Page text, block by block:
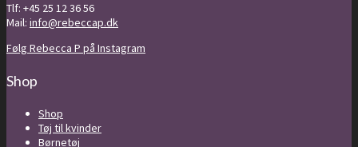
Tlf: +45 25 12 36 56
Mail: info@rebeccap.dk
Følg Rebecca P på Instagram
Shop
Shop
Tøj til kvinder
Børnetøj